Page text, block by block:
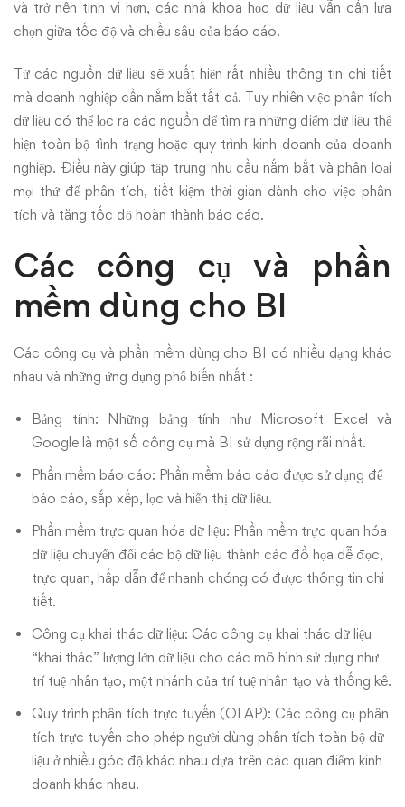
và trở nên tinh vi hơn, các nhà khoa học dữ liệu vẫn cần lựa
chọn giữa tốc độ và chiều sâu của báo cáo.
Từ các nguồn dữ liệu sẽ xuất hiện rất nhiều thông tin chi tiết
mà doanh nghiệp cần nắm bắt tất cả. Tuy nhiên việc phân tích
dữ liệu có thể lọc ra các nguồn để tìm ra những điểm dữ liệu thể
hiện toàn bộ tình trạng hoặc quy trình kinh doanh của doanh
nghiệp. Điều này giúp tập trung nhu cầu nắm bắt và phân loại
mọi thứ để phân tích, tiết kiệm thời gian dành cho việc phân
tích và tăng tốc độ hoàn thành báo cáo.
Các công cụ và phần
mềm dùng cho BI
Các công cụ và phần mềm dùng cho BI có nhiều dạng khác
nhau và những ứng dụng phổ biến nhất :
Bảng tính: Những bảng tính như Microsoft Excel và
Google là một số công cụ mà BI sử dụng rộng rãi nhất.
Phần mềm báo cáo: Phần mềm báo cáo được sử dụng để
báo cáo, sắp xếp, lọc và hiển thị dữ liệu.
Phần mềm trực quan hóa dữ liệu: Phần mềm trực quan hóa
dữ liệu chuyển đổi các bộ dữ liệu thành các đồ họa dễ đọc,
trực quan, hấp dẫn để nhanh chóng có được thông tin chi
tiết.
Công cụ khai thác dữ liệu: Các công cụ khai thác dữ liệu
“khai thác” lượng lớn dữ liệu cho các mô hình sử dụng như
trí tuệ nhân tạo, một nhánh của trí tuệ nhân tạo và thống kê.
Quy trình phân tích trực tuyến (OLAP): Các công cụ phân
tích trực tuyến cho phép người dùng phân tích toàn bộ dữ
liệu ở nhiều góc độ khác nhau dựa trên các quan điểm kinh
doanh khác nhau.